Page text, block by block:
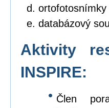
ortofotosnímky
databázový
Aktivity
INSPIRE:
Člen